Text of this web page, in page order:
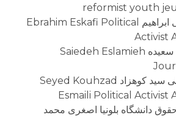
reformist youth
فعال سیاسی اسکافی ابراهیم Ebrahim Eskafi Political
Activist
روزنامه نگار اسلامیه سعیده Saiedeh Eslamieh
روزنامه نگار اسماعیلی سید کوهزاد Seyed Kouhzad
Esmaili Political Activist
دانشگاه بلونيا اصغری محمد